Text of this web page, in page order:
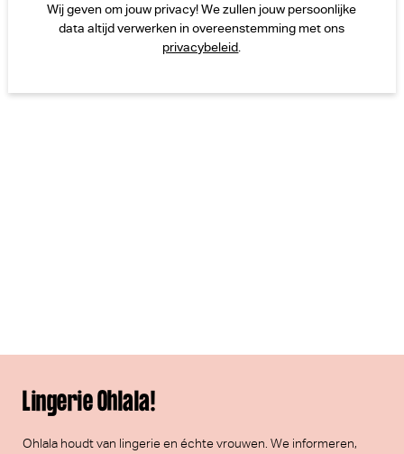
Wij geven om jouw privacy! We zullen jouw persoonlijke
data altijd verwerken in overeenstemming met ons
privacybeleid.
Lingerie Ohlala!
Ohlala houdt van lingerie en échte vrouwen. We informeren,